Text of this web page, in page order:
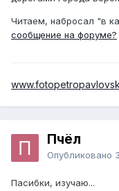
Читаем, набросал "в
сообщение на форуме?
Пчёл
Опубликовано
Пасибки, изучаю...